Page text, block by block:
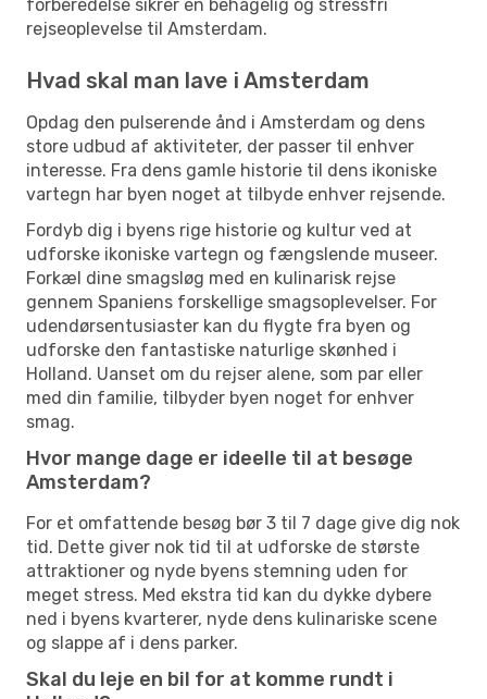
forberedelse sikrer en behagelig og stressfri
rejseoplevelse til Amsterdam.
Hvad skal man lave i Amsterdam
Opdag den pulserende ånd i Amsterdam og dens
store udbud af aktiviteter, der passer til enhver
interesse. Fra dens gamle historie til dens ikoniske
vartegn har byen noget at tilbyde enhver rejsende.
Fordyb dig i byens rige historie og kultur ved at
udforske ikoniske vartegn og fængslende museer.
Forkæl dine smagsløg med en kulinarisk rejse
gennem Spaniens forskellige smagsoplevelser. For
udendørsentusiaster kan du flygte fra byen og
udforske den fantastiske naturlige skønhed i
Holland. Uanset om du rejser alene, som par eller
med din familie, tilbyder byen noget for enhver
smag.
Hvor mange dage er ideelle til at besøge
Amsterdam?
For et omfattende besøg bør 3 til 7 dage give dig nok
tid. Dette giver nok tid til at udforske de største
attraktioner og nyde byens stemning uden for
meget stress. Med ekstra tid kan du dykke dybere
ned i byens kvarterer, nyde dens kulinariske scene
og slappe af i dens parker.
Skal du leje en bil for at komme rundt i